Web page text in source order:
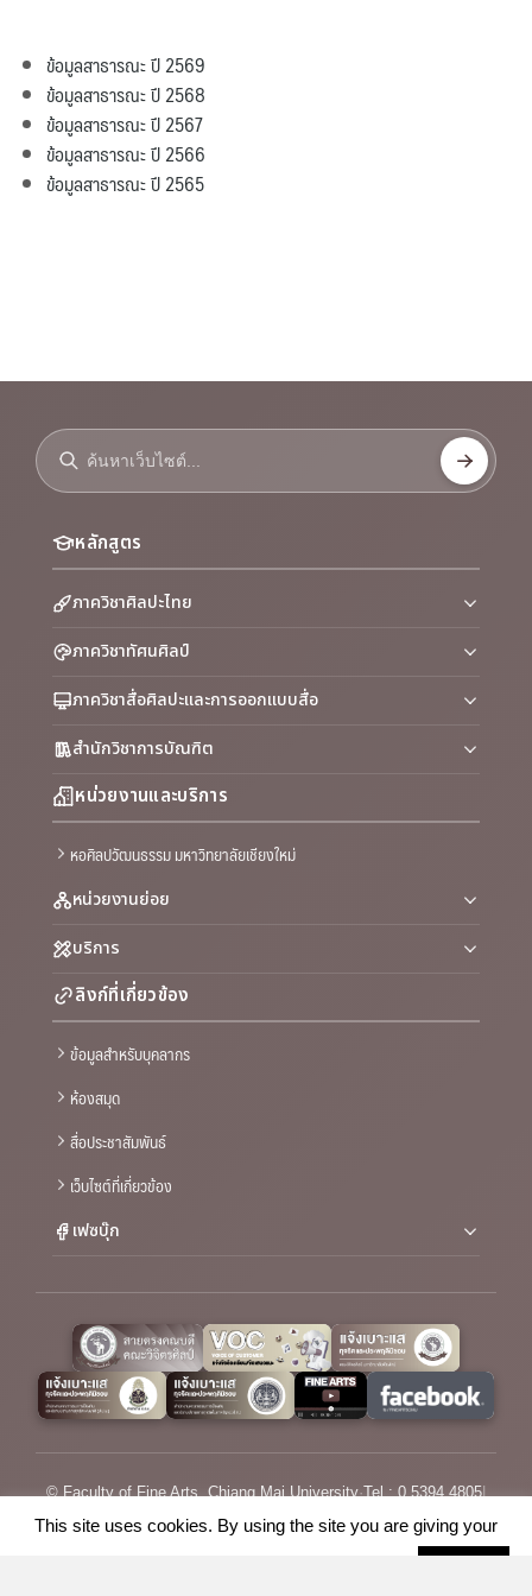
ข้อมูลสาธารณะ ปี 2569
ข้อมูลสาธารณะ ปี 2568
ข้อมูลสาธารณะ ปี 2567
ข้อมูลสาธารณะ ปี 2566
ข้อมูลสาธารณะ ปี 2565
หลักสูตร
ภาควิชาศิลปะไทย
ภาควิชาทัศนศิลป์
ภาควิชาสื่อศิลปะและการออกแบบสื่อ
สำนักวิชาการบัณฑิต
หน่วยงานและบริการ
หอศิลปวัฒนธรรม มหาวิทยาลัยเชียงใหม่
หน่วยงานย่อย
บริการ
ลิงก์ที่เกี่ยวข้อง
ข้อมูลสำหรับบุคลากร
ห้องสมุด
สื่อประชาสัมพันธ์
เว็บไซต์ที่เกี่ยวข้อง
เฟซบุ๊ก
© Faculty of Fine Arts, Chiang Mai University·Tel : 0 5394 4805|
Email : saraban_fofa@cmu.ac.th
This site uses cookies. By using the site you are giving your